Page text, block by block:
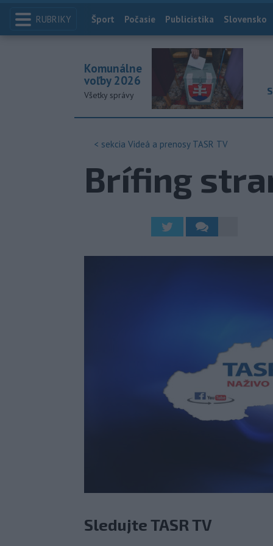
RUBRIKY Index
Šport Počasie Publicistika Slovensko
Komunálne
voľby 2026
Všetky správy
< sekcia Videá a prenosy TASR TV
Brífing
Sledujte TASR TV